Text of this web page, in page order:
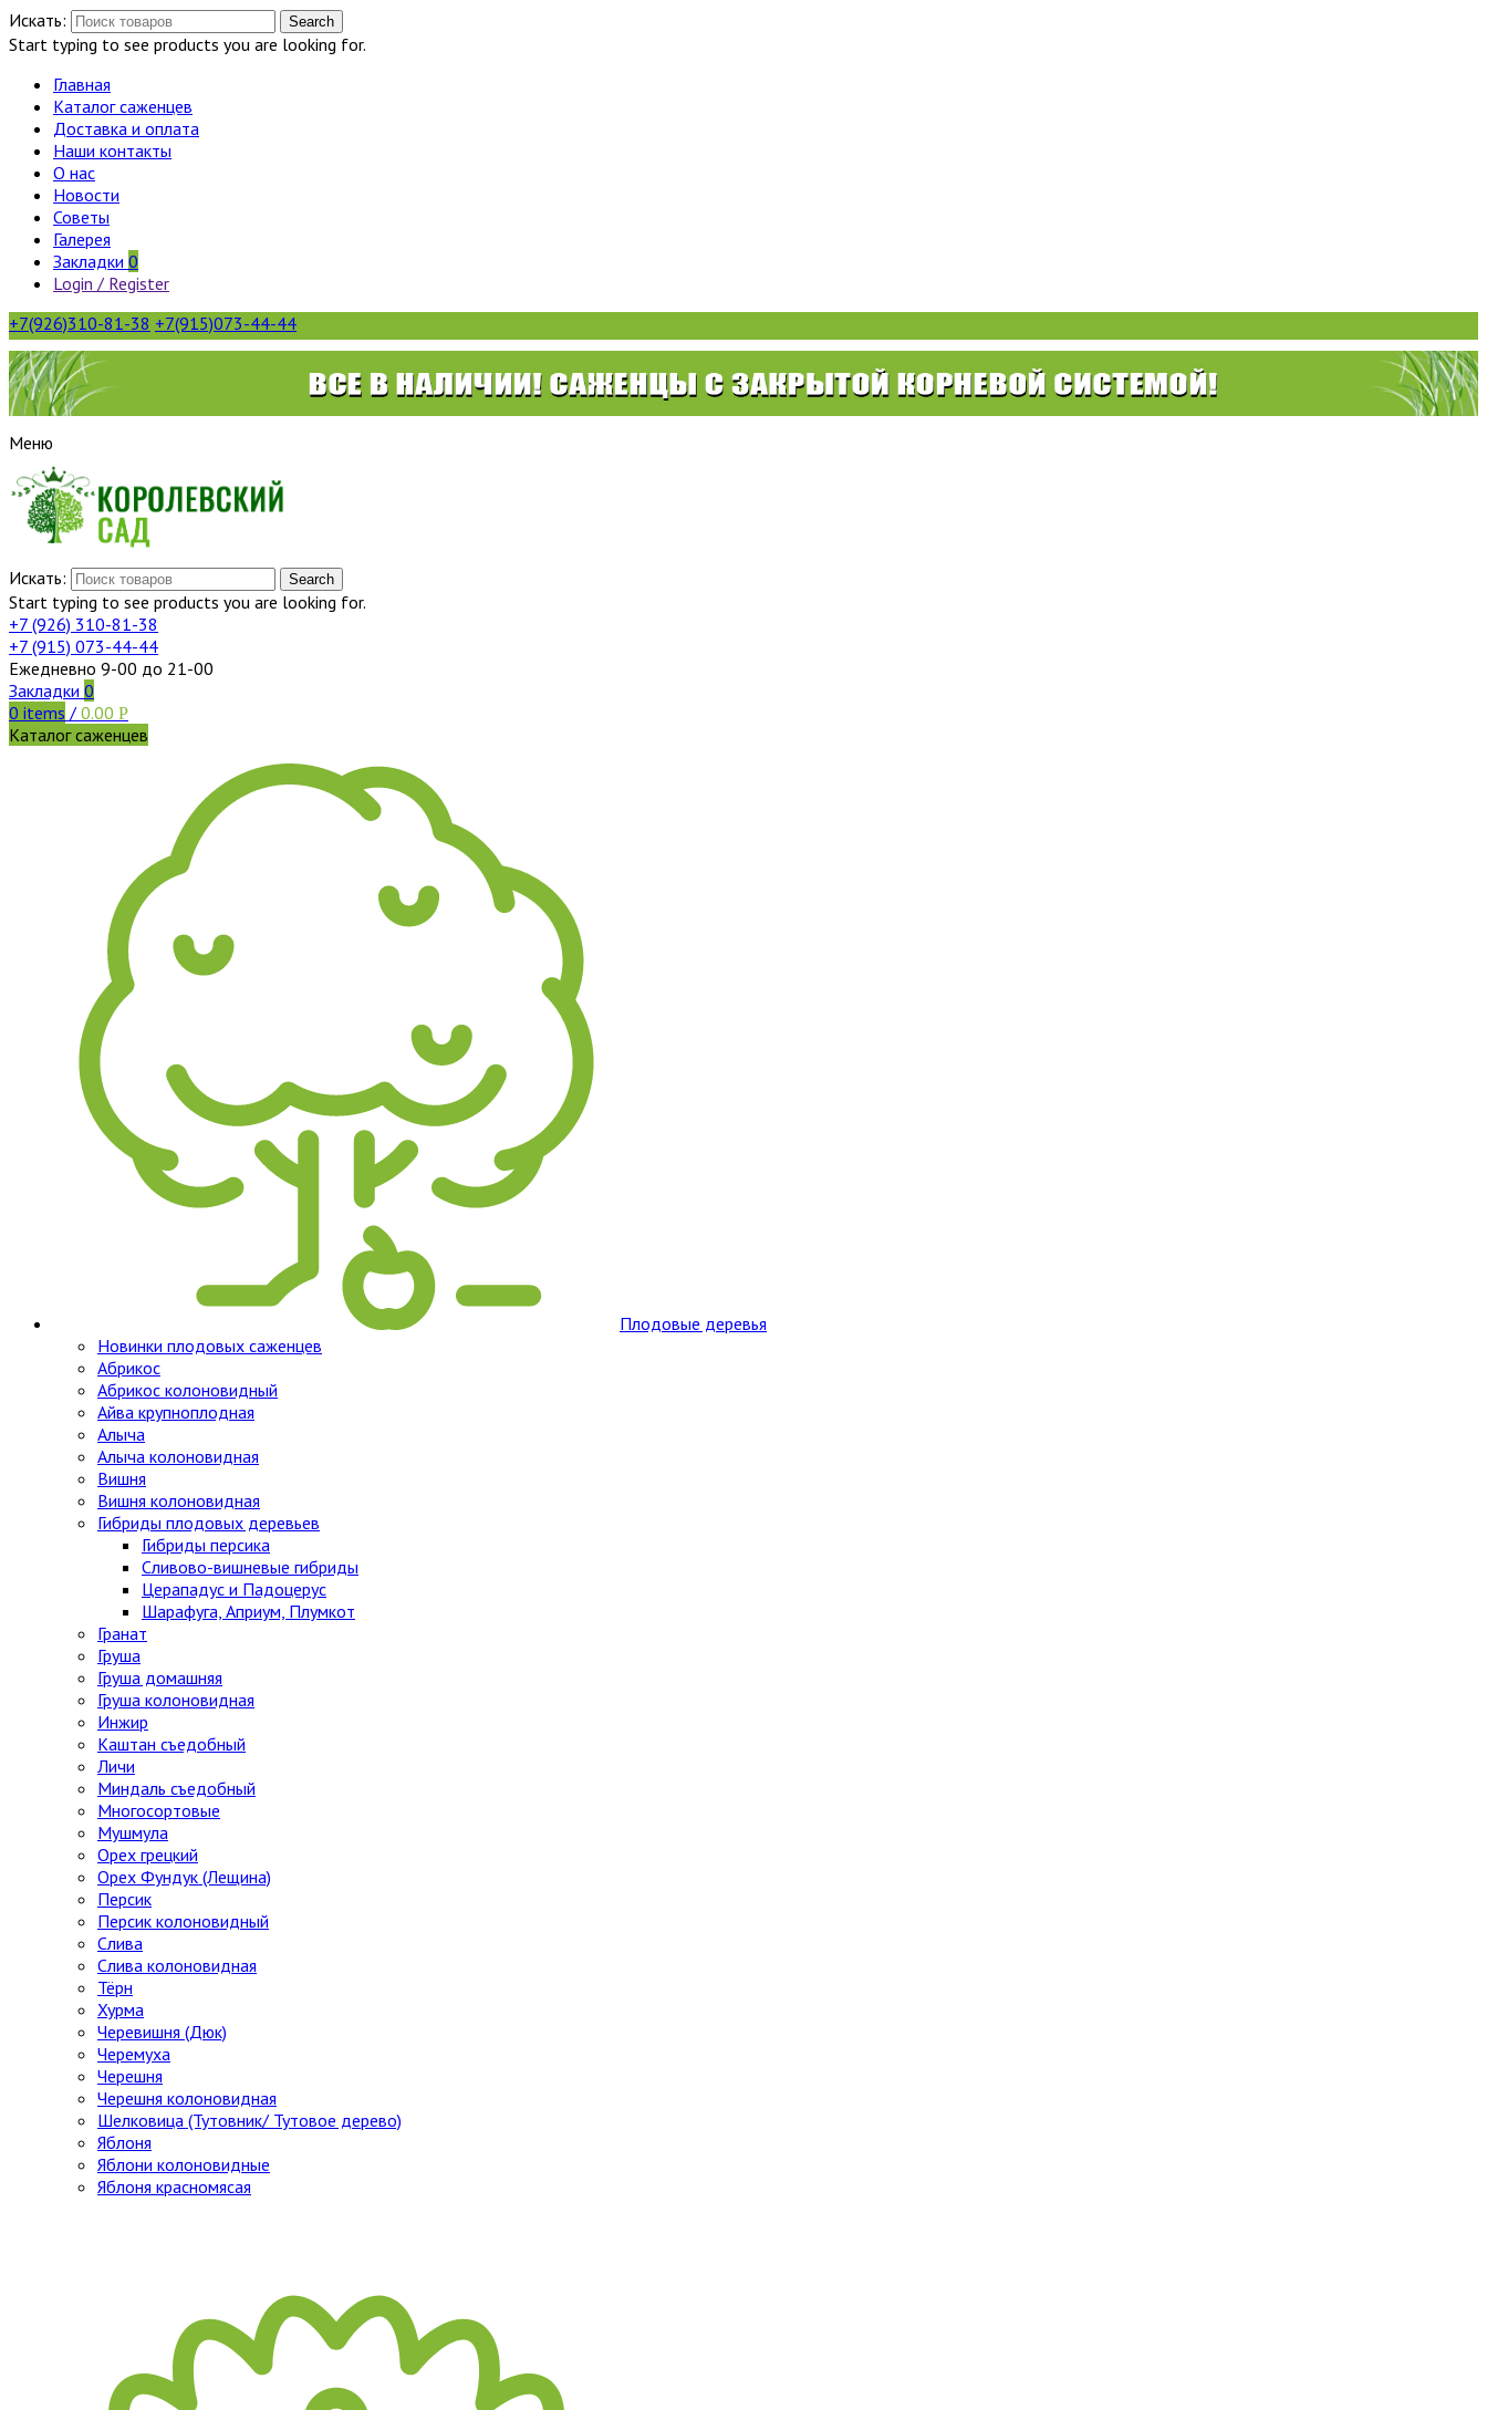
Искать: Search
Start typing to see products you are looking for.
Главная
Каталог саженцев
Доставка и оплата
Наши контакты
О нас
Новости
Советы
Галерея
Закладки 0
Login / Register
+7(926)310-81-38 +7(915)073-44-44
Меню
Искать: Search
Start typing to see products you are looking for.
+7 (926) 310-81-38
+7 (915) 073-44-44
Ежедневно 9-00 до 21-00
Закладки 0
0 items / 0.00 Р
Каталог саженцев
Плодовые деревья
Новинки плодовых саженцев
Абрикос
Абрикос колоновидный
Айва крупноплодная
Алыча
Алыча колоновидная
Вишня
Вишня колоновидная
Гибриды плодовых деревьев
Гибриды персика
Сливово-вишневые гибриды
Церападус и Падоцерус
Шарафуга, Априум, Плумкот
Гранат
Груша
Груша домашняя
Груша колоновидная
Инжир
Каштан съедобный
Личи
Миндаль съедобный
Многосортовые
Мушмула
Орех грецкий
Орех Фундук (Лещина)
Персик
Персик колоновидный
Слива
Слива колоновидная
Тёрн
Хурма
Черевишня (Дюк)
Черемуха
Черешня
Черешня колоновидная
Шелковица (Тутовник/ Тутовое дерево)
Яблоня
Яблони колоновидные
Яблоня красномясая